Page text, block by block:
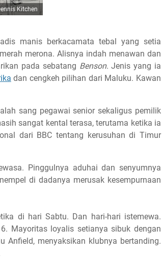
Kitchen
manis berkacamata tebal yang setia
merona. Alisnya indah menawan dan
pada sebatang Benson. Jenis yang ia
dan cengkeh pilihan dari Maluku. Kawan
sang pegawai senior sekaligus pemilik
sangat kental terasa, terutama ketika ia
dari BBC tentang kerusuhan di Timur
Pinggulnya aduhai dan senyumnya
di dadanya merusak kesempurnaan
di hari Sabtu. Dan hari-hari istemewa.
Mayoritas loyalis setianya sibuk dengan
Anfield, menyaksikan klubnya bertanding.